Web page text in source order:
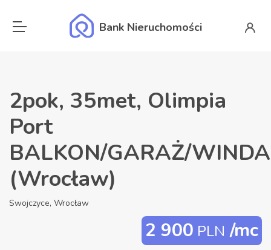
Bank Nieruchomości
2pok, 35met, Olimpia
Port
BALKON/GARAŻ/WINDA
(Wrocław)
Swojczyce, Wrocław
2 900 PLN /mc